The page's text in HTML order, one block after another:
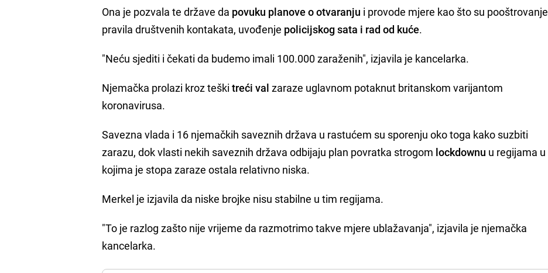
Ona je pozvala te države da povuku planove o otvaranju i provode mjere kao što su pooštrovanje
pravila društvenih kontakata, uvođenje policijskog sata i rad od kuće.
"Neću sjediti i čekati da budemo imali 100.000 zaraženih", izjavila je kancelarka.
Njemačka prolazi kroz teškitreći val zaraze uglavnom potaknut britanskom varijantom
koronavirusa.
Savezna vlada i 16 njemačkih saveznih država u rastućem su sporenju oko toga kako suzbiti
zarazu, dok vlasti nekih saveznih država odbijaju plan povratka strogom lockdownu u regijama u
kojima je stopa zaraze ostala relativno niska.
Merkel je izjavila da niske brojke nisu stabilne u tim regijama.
"To je razlog zašto nije vrijeme da razmotrimo takve mjere ublažavanja", izjavila je njemačka
kancelarka.